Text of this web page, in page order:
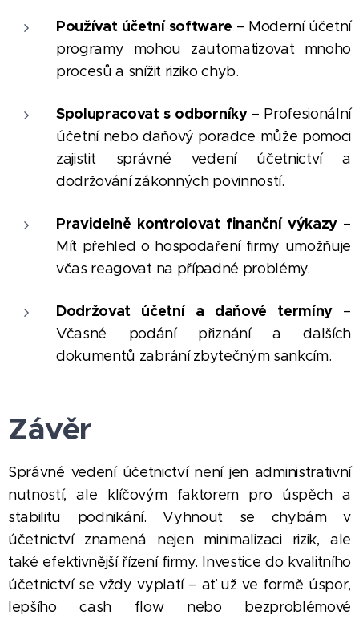
Používat účetní software – Moderní účetní
programy mohou zautomatizovat mnoho
procesů a snížit riziko chyb.
Spolupracovat s odborníky– Profesionální
účetní nebo daňový poradce může pomoci
zajistit správné vedení účetnictví a
dodržování zákonných povinností.
Pravidelně kontrolovat finanční výkazy–
Mít přehled o hospodaření firmy umožňuje
včas reagovat na případné problémy.
Dodržovat účetní a daňové termíny–
Včasné podání přiznání a dalších
dokumentů zabrání zbytečným sankcím.
Závěr
Správné vedení účetnictví není jen administrativní
nutností, ale klíčovým faktorem pro úspěch a
stabilitu podnikání. Vyhnout se chybám v
účetnictví znamená nejen minimalizaci rizik, ale
také efektivnější řízení firmy. Investice do kvalitního
účetnictví se vždy vyplatí – ať už ve formě úspor,
lepšího cash flow nebo bezproblémové